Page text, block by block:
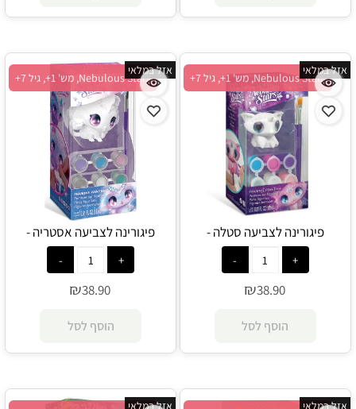
Nebulous Stars, מש' 1+, גיל 7+
אזל במלאי
פיגורינה לצביעה סטלה -
Nebulous Stars
₪38.90
הוסף לסל
Nebulous Stars, מש' 1+, גיל 7+
אזל במלאי
פיגורינה לצביעה אסטריה -
Nebulous Stars
₪38.90
הוסף לסל
אזל במלאי אזל במלאי